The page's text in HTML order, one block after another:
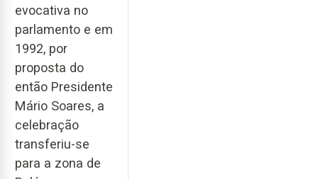
evocativa no
parlamento e em
1992, por
proposta do
então Presidente
Mário Soares, a
celebração
transferiu-se
para a zona de